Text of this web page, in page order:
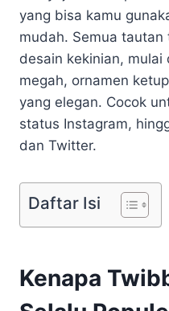
yang bisa kamu
mudah. Semua
desain kekinian, mulai
megah, ornamen
yang elegan. Cocok
status Instagram,
dan Twitter.
Daftar Isi
Kenapa